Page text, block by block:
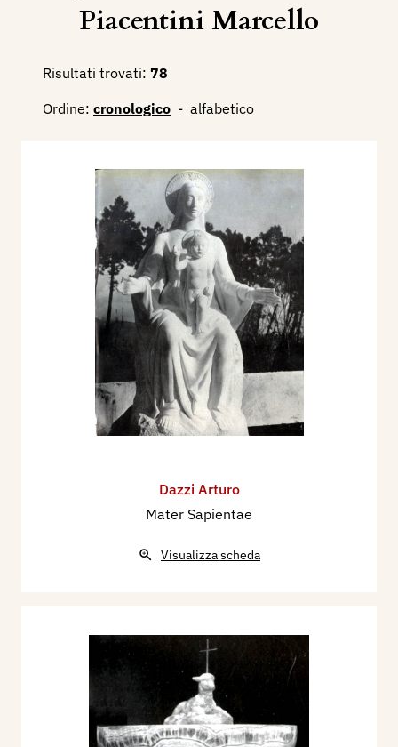
Piacentini Marcello
Risultati trovati: 78
Ordine: cronologico - alfabetico
Dazzi Arturo
Mater Sapientae
Visualizza scheda